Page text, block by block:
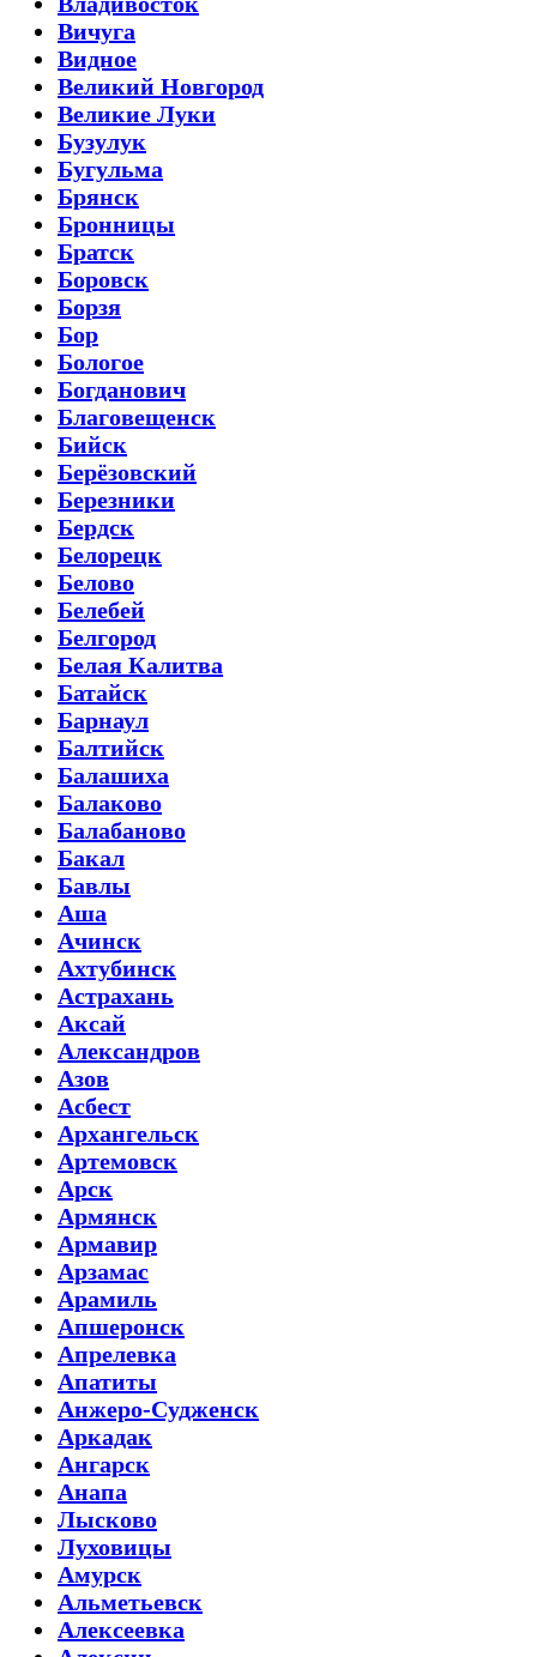
Вичуга
Видное
Великий Новгород
Великие Луки
Бузулук
Бугульма
Брянск
Бронницы
Братск
Боровск
Борзя
Бор
Бологое
Богданович
Благовещенск
Бийск
Берёзовский
Березники
Бердск
Белорецк
Белово
Белебей
Белгород
Белая Калитва
Батайск
Барнаул
Балтийск
Балашиха
Балаково
Балабаново
Бакал
Бавлы
Аша
Ачинск
Ахтубинск
Астрахань
Аксай
Александров
Азов
Асбест
Архангельск
Артемовск
Арск
Армянск
Армавир
Арзамас
Арамиль
Апшеронск
Апрелевка
Апатиты
Анжеро-Судженск
Аркадак
Ангарск
Анапа
Лысково
Луховицы
Амурск
Альметьевск
Алексеевка